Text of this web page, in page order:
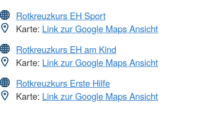
Rotkreuzkurs EH Sport
Karte: Link zur Google Maps Ansicht
Rotkreuzkurs EH am Kind
Karte: Link zur Google Maps Ansicht
Rotkreuzkurs Erste Hilfe
Karte: Link zur Google Maps Ansicht